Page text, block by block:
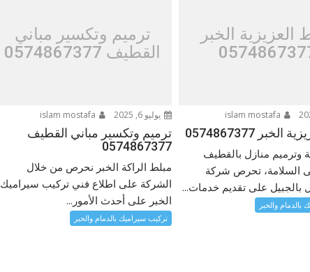
العزيزية الخبر
0574867377
وترميم منازل بالقطيف
السلامة، تحرص شركة
بالجبيل على تقديم خدمات...
والخبر
ترميم وتكسير مباني
القطيف 0574867377
يوليو 6, 2025
ترميم وتكسير مباني القطيف
0574867377
مبلط الراكة الخبر نحرص من خلال
الشركة على اطلاع فني تركيب سيراميك
الخبر على أحدث الأمور...
تركيب سيراميك بالدمام والخبر